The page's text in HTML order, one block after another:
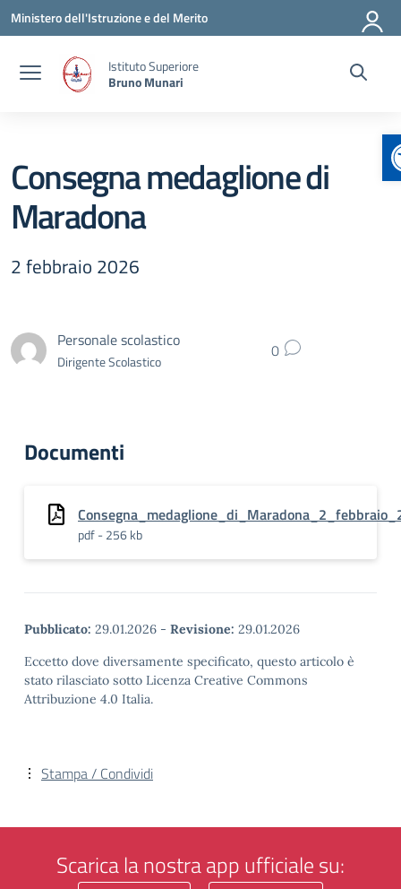
Vai ai contenuti
Vai al menu di navigazione
Vai al footer
Ministero dell'Istruzione e del Merito
Istituto Superiore
Bruno Munari
Consegna medaglione di
Maradona
2 febbraio 2026
Personale scolastico
Dirigente Scolastico 0
Documenti
pdf - 256 kb
Pubblicato: 29.01.2026 - Revisione: 29.01.2026
Eccetto dove diversamente specificato, questo articolo è
stato rilasciato sotto Licenza Creative Commons
Attribuzione 4.0 Italia.
Stampa / Condividi
Scarica la nostra app ufficiale su: